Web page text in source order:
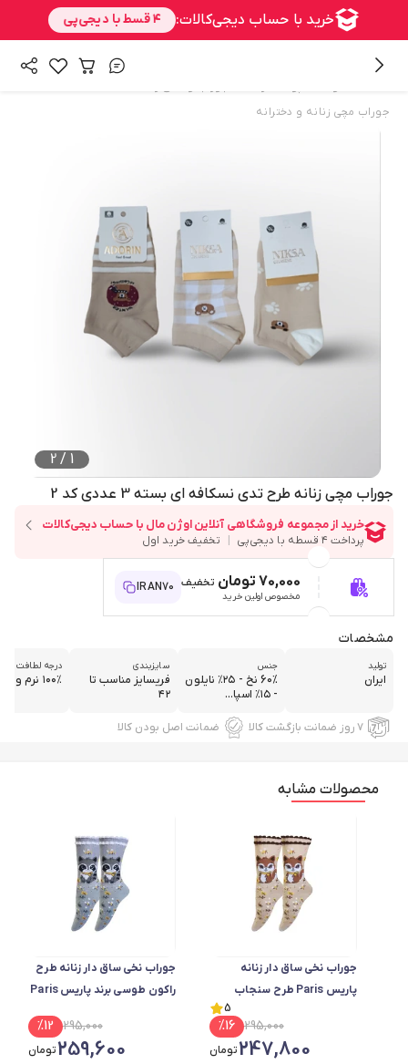
جوراب مچی زنانه و دخترانه
1
/
2
جوراب مچی زنانه طرح تدی نسکافه ای بسته 3 عددی کد 2
70,000 تومان تخفیف
مخصوص اولین خرید
IRAN70
مشخصات
تولید
ایران
جنس
60% نخ - ۲۵٪ نایلون
- ۱۵٪ اسپا...
سایزبندی
فریسایز مناسب تا
۴۲
درجه لطافت
۱۰۰٪ نرم و لطیف
۷ روز ضمانت بازگشت کالا ضمانت اصل بودن کالا
محصولات مشابه
جوراب نخی ساق دار زنانه
پاریس Paris طرح سنجاب
5
295,000
%16
247,800تومان
جوراب نخی ساق دار زنانه طرح
راکون طوسی برند پاریس Paris
295,000
%12
259,600تومان